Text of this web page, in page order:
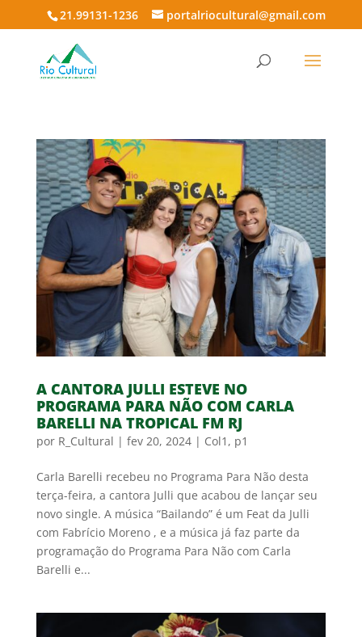
21.99131-1236 portalriocultural@gmail.com
A CANTORA JULLI ESTEVE NO
PROGRAMA PARA NÃO COM CARLA
BARELLI NA TROPICAL FM RJ
por R_Cultural | fev 20, 2024| Col1 , p1
Carla Barelli recebeu no Programa Para Não desta
terça-feira, a cantora Julli que acabou de lançar seu
novo single. A música “Bailando” é um Feat da Julli
com Fabrício Moreno , e a música já faz parte da
programação do Programa Para Não com Carla
Barelli e...